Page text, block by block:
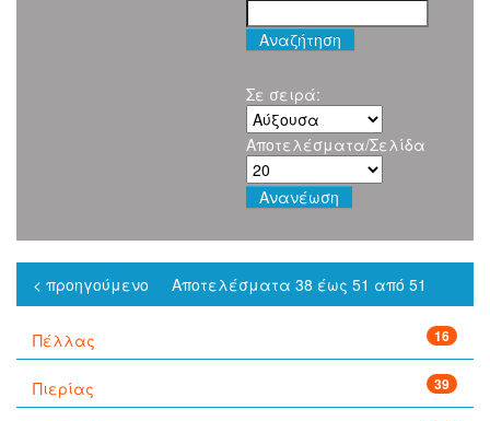
Σε σειρά:
Αποτελέσματα/Σελίδα
Αποτελέσματα 38 έως 51 από 51
< προηγούμενο
Πέλλας 16
Πιερίας 39